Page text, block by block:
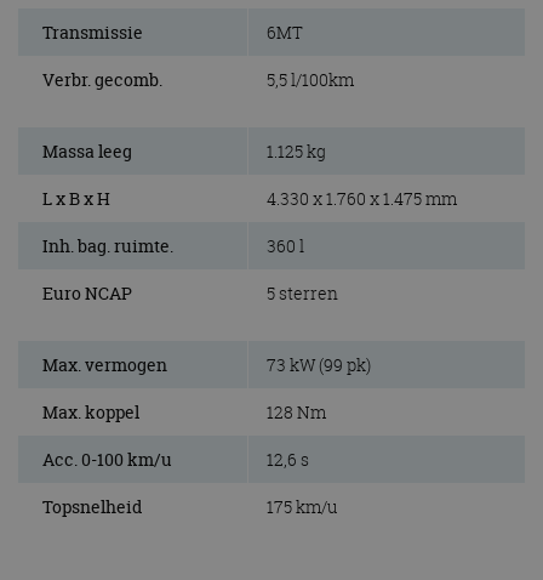
Transmissie 6MT
Verbr. gecomb. 5,5 l/100km
Massa leeg 1.125 kg
L x B x H 4.330 x 1.760 x 1.475 mm
Inh. bag. ruimte. 360 l
Euro NCAP 5 sterren
Max. vermogen 73 kW (99 pk)
Max. koppel 128 Nm
Acc. 0-100 km/u 12,6 s
Topsnelheid 175 km/u